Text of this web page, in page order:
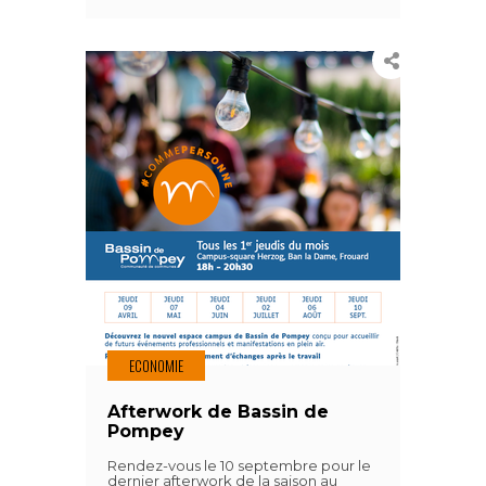
ECONOMIE
Afterwork de Bassin de
Pompey
Rendez-vous le 10 septembre pour le
dernier afterwork de la saison au